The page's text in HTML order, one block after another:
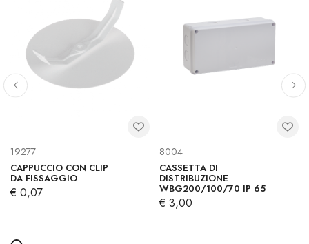
19277
CAPPUCCIO CON CLIP
DA FISSAGGIO
€ 0,07
8004
CASSETTA DI
DISTRIBUZIONE
WBG200/100/70 IP 65
€ 3,00